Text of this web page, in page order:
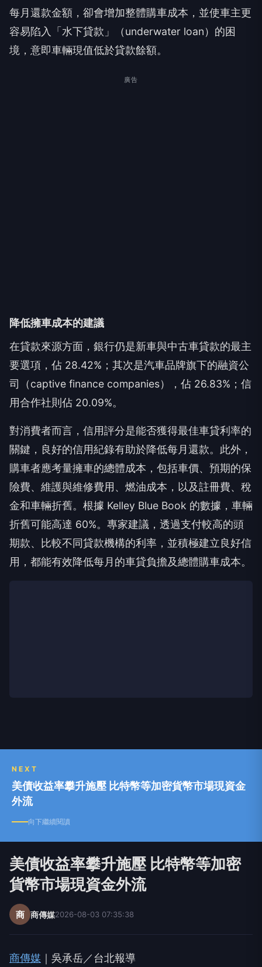
每月還款金額，卻會增加整體購車成本，並使車主更
容易陷入「水下貸款」（underwater loan）的困
境，意即車輛現值低於貸款餘額。
廣告
降低擁車成本的建議
在貸款來源方面，銀行仍是新車與中古車貸款的最主
要選項，佔 28.42%；其次是汽車品牌旗下的融資公
司（captive finance companies），佔 26.83%；信
用合作社則佔 20.09%。
對消費者而言，信用評分是能否獲得最佳車貸利率的
關鍵，良好的信用紀錄有助於降低每月還款。此外，
購車者應考量擁車的總體成本，包括車價、預期的保
險費、維護與維修費用、燃油成本，以及註冊費、稅
金和車輛折舊。根據 Kelley Blue Book 的數據，車輛
折舊可能高達 60%。專家建議，透過支付較高的頭
期款、比較不同貸款機構的利率，並積極建立良好信
用，都能有效降低每月的車貸負擔及總體購車成本。
NEXT
美債收益率攀升施壓 比特幣等加密貨幣市場現資金
外流
向下繼續閱讀
美債收益率攀升施壓 比特幣等加密
貨幣市場現資金外流
商 商傳媒2026-08-03 07:35:38
商傳媒 ｜吳承岳／台北報導